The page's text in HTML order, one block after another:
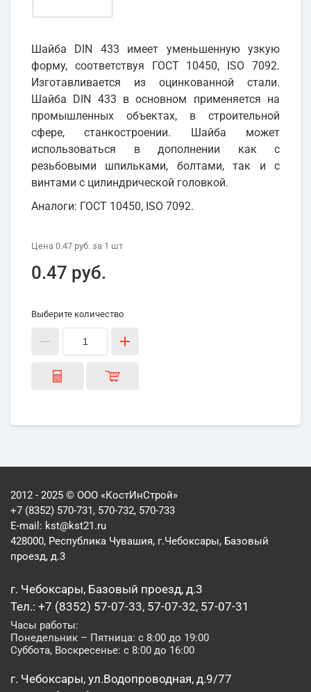
Шайба DIN 433 имеет уменьшенную узкую
форму, соответствуя ГОСТ 10450, ISO 7092.
Изготавливается из оцинкованной стали.
Шайба DIN 433 в основном применяется на
промышленных объектах, в строительной
сфере, станкостроении. Шайба может
использоваться в дополнении как с
резьбовыми шпильками, болтами, так и с
винтами с цилиндрической головкой.
Аналоги: ГОСТ 10450, ISO 7092.
Цена 0.47 руб. за 1 шт
0.47 руб.
Выберите количество
2012 - 2025 © ООО «КостИнСтрой»
+7 (8352) 570-731, 570-732, 570-733
E-mail: kst@kst21.ru
428000, Республика Чувашия, г.Чебоксары, Базовый
проезд, д.3
г. Чебоксары, Базовый проезд, д.3
Тел.: +7 (8352) 57-07-33, 57-07-32, 57-07-31
Часы работы:
Понедельник – Пятница: с 8:00 до 19:00
Суббота, Воскресенье: с 8:00 до 16:00
г. Чебоксары, ул.Водопроводная, д.9/77